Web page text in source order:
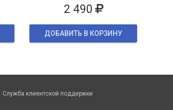
2 490
ДОБАВИТЬ В КОРЗИНУ
Служба клиентской поддержки